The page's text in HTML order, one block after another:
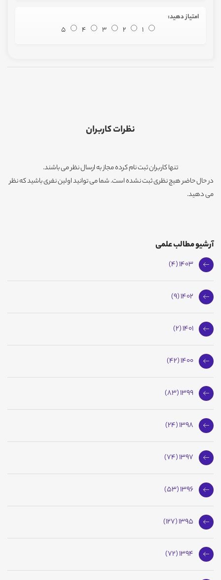
امتیاز دهید:
1
2
3
4
5
نظرات کاربران
تنها کاربران ثبت نام کرده مجاز به ارسال نظر می باشند.
در حال حاضر هیچ نظری ثبت نشده است. شما می توانید اولین نفری باشید که نظر
می دهید.
آرشیو مطالب علمی
1403 (4)
1402 (9)
1401 (2)
1400 (42)
1399 (83)
1398 (24)
1397 (74)
1396 (53)
1395 (127)
1394 (72)